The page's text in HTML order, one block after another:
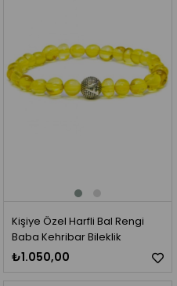
Kişiye Özel Harfli Bal Rengi
Baba Kehribar Bileklik
₺1.050,00